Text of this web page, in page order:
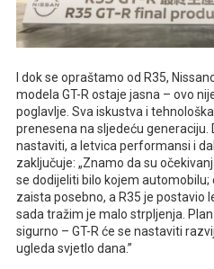
I dok se opraštamo od R35,
modela GT-R ostaje jasna – ovo
poglavlje. Sva iskustva i
prenesena na sljedeću generaciju.
nastaviti, a letvica performansi i
zaključuje: „Znamo da su
se dodijeliti bilo kojem
zaista posebno, a R35 je postavio
sada tražim je malo strpljenja.
sigurno – GT-R će se nastaviti
ugleda svjetlo dana.”